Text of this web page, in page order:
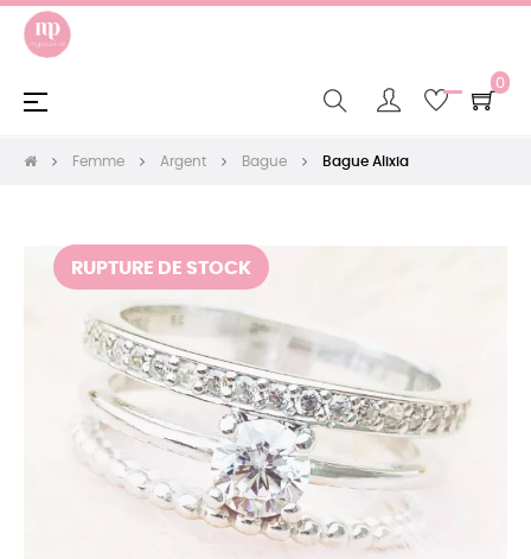
0
Basculer
☰
Femme Argent Bague Bague Alixia
RUPTURE DE STOCK